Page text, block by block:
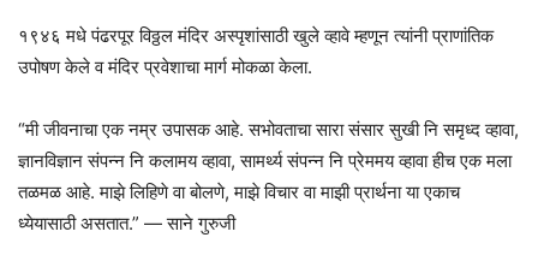
१९४६ मधे पंढरपूर विठ्ठल मंदिर अस्पृशांसाठी खुले व्हावे म्हणून त्यांनी प्राणांतिक
उपोषण केले व मंदिर प्रवेशाचा मार्ग मोकळा केला.
“मी जीवनाचा एक नम्र उपासक आहे. सभोवताचा सारा संसार सुखी नि समृध्द व्हावा,
ज्ञानविज्ञान संपन्न नि कलामय व्हावा, सामर्थ्य संपन्न नि प्रेममय व्हावा हीच एक मला
तळमळ आहे. माझे लिहिणे वा बोलणे, माझे विचार वा माझी प्रार्थना या एकाच
ध्येयासाठी असतात.” — साने गुरुजी